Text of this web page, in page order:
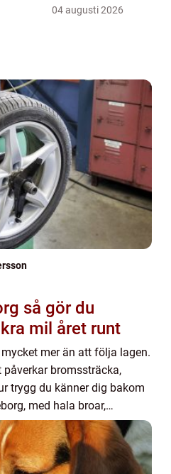
04 augusti 2026
du
mil året runt
mer än att följa lagen.
bromssträcka,
trygg du känner dig bakom
med hala broar,
blir dä...